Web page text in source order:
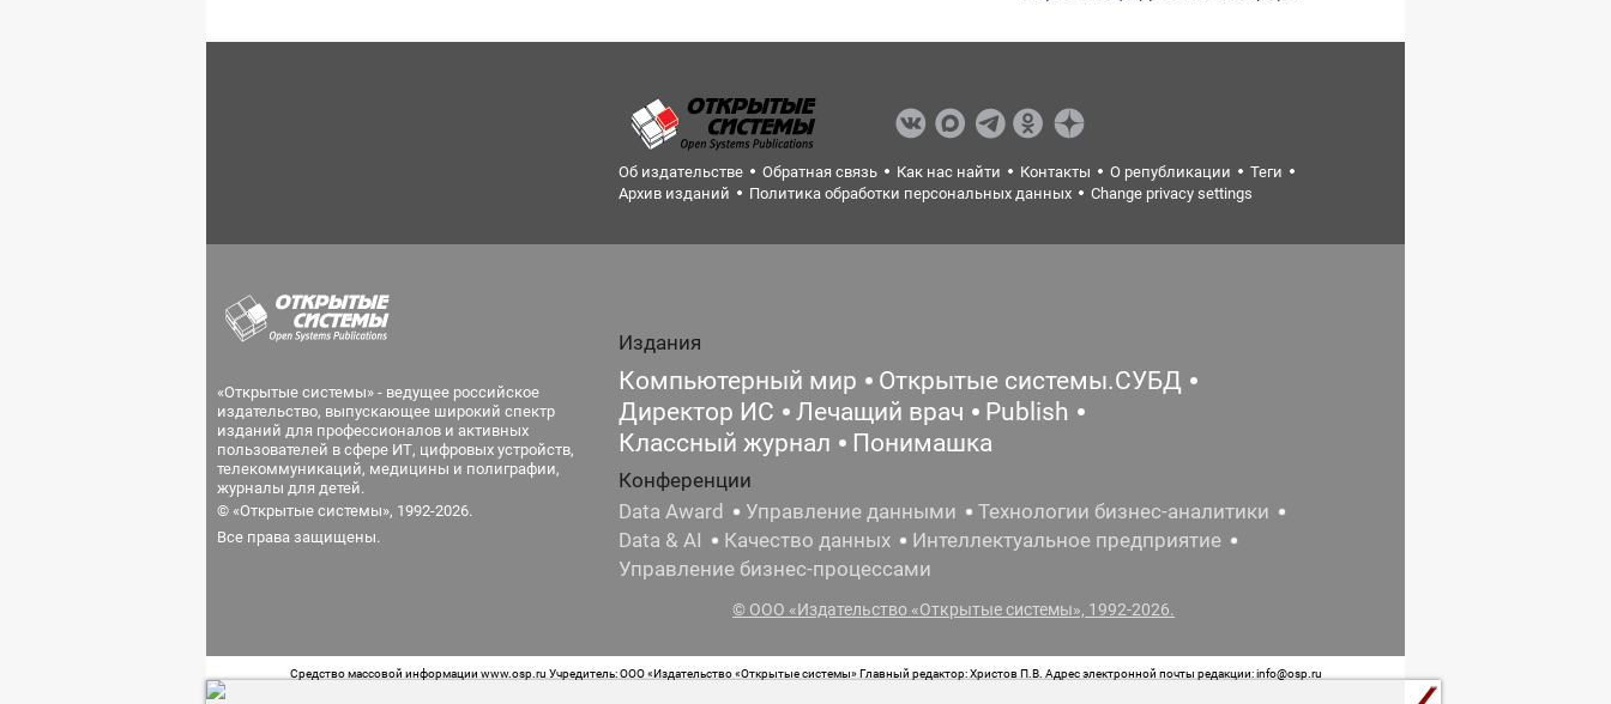
Об издательстве Обратная связь Как нас найти Контакты О републикации
Теги
Архив изданий
Политика обработки персональных данных Change privacy settings
«Открытые системы» - ведущее российское
издательство, выпускающее широкий спектр
изданий для профессионалов и активных
пользователей в сфере ИТ, цифровых устройств,
телекоммуникаций, медицины и полиграфии,
журналы для детей.
© «Открытые системы», 1992-2026.
Все права защищены.
Издания
Компьютерный мир
Открытые системы.СУБД
Директор ИС
Лечащий врач
Publish
Классный журнал
Понимашка
Конференции
Data Award
Управление данными
Технологии бизнес-аналитики
Data & AI
Качество данных
Интеллектуальное предприятие
Управление бизнес-процессами
© ООО «Издательство «Открытые системы», 1992-2026.
Средство массовой информации www.osp.ru Учредитель: ООО «Издательство «Открытые системы» Главный редактор: Христов П.В. Адрес электронной почты редакции: info@osp.ru